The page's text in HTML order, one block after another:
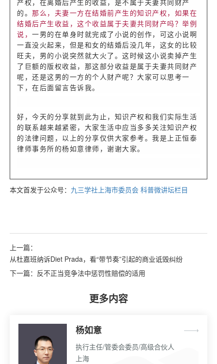
产权，在离婚后产生的收益，是不属于夫妻共同财产
的。 那么，夫妻一方在结婚前产生的知识产权，如果在
结婚后产生收益，这个收益属于夫妻共同财产吗？举例
说， 一男的在单身时就完成了小说的创作，可这小说啊
一直没火起来，但是和女的结婚后没几年，这女的比较
旺夫，男的小说突然就大火了。这时候这小说卖掉产生
了巨额的版权收益，那这部分收益是属于夫妻共同财产
呢，还是这男的一方的个人财产呢？大家可以思考一
下，在后面留言告诉我。
好，今天的分享就到此为止，知识产权和我们实际生活
的联系越来越紧密，大家生活中应当多多关注知识产权
的法律问题，以上的分享仅供大家参考。我是上正恒泰
律师事务所的杨如意律师，谢谢大家。
本文首发于公众号： 九三学社上海市委员会 科普微讲坛栏目
上一篇：
从杜嘉班纳诉Diet Prada，看“带节奏”引起的商业诋毁纠纷
下一篇： 反不正当竞争法中惩罚性赔偿的适用
更多内容
杨如意
执行主任/管委会委员/高级合伙人
上海